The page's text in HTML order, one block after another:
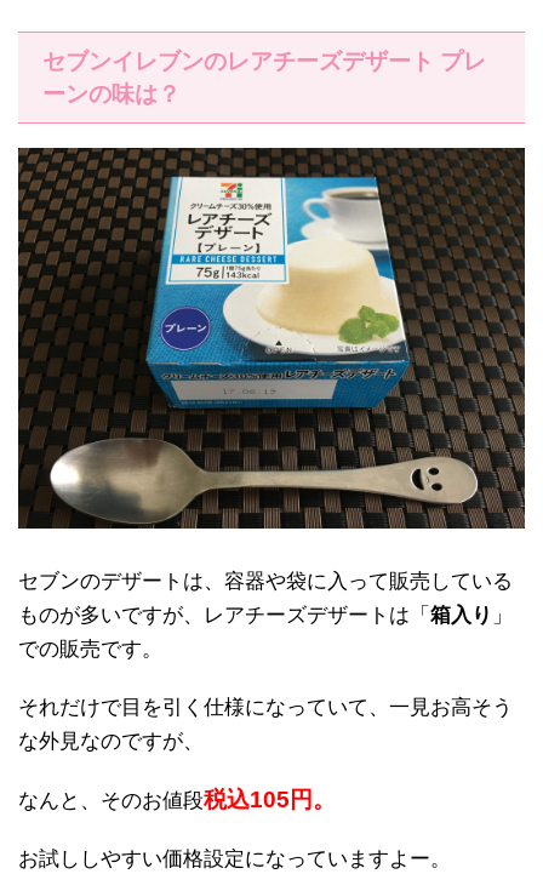
セブンイレブンのレアチーズデザート プレ
ーンの味は？
セブンのデザートは、容器や袋に入って販売している
ものが多いですが、レアチーズデザートは「 箱入り 」
での販売です。
それだけで目を引く仕様になっていて、一見お高そう
な外見なのですが、
なんと、そのお値段税込105円。
お試ししやすい価格設定になっていますよー。